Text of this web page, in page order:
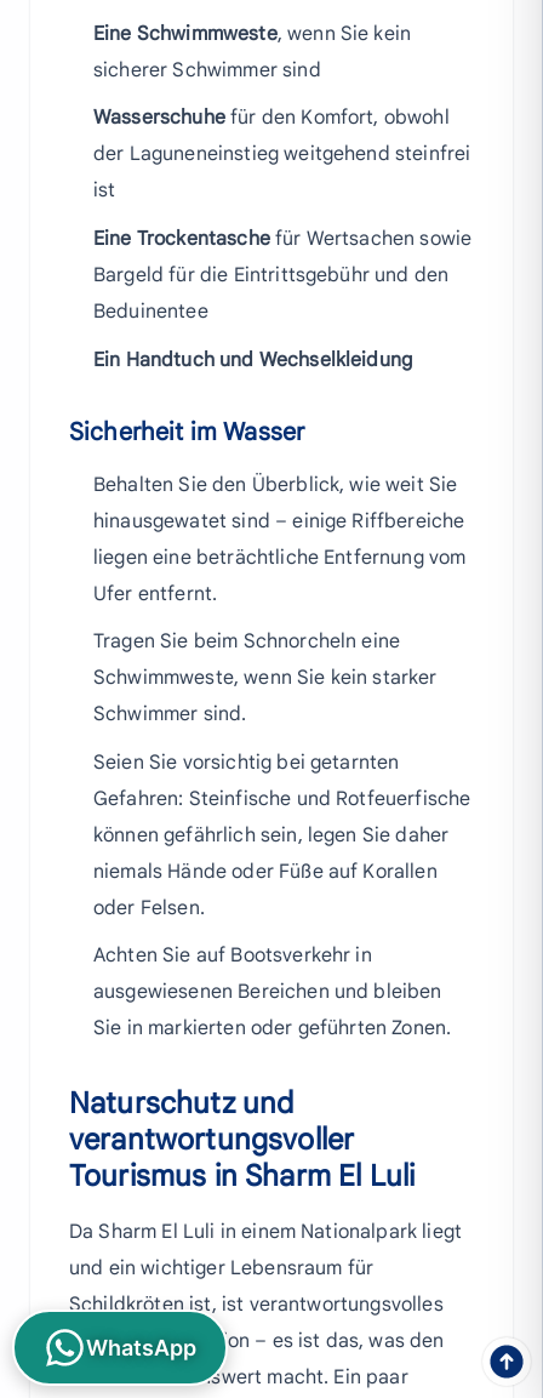
Eine Schwimmweste, wenn Sie kein
sicherer Schwimmer sind
Wasserschuhefür den Komfort, obwohl
der Laguneneinstieg weitgehend steinfrei
ist
Eine Trockentaschefür Wertsachen sowie
Bargeld für die Eintrittsgebühr und den
Beduinentee
Ein Handtuch und Wechselkleidung
Sicherheit im Wasser
Behalten Sie den Überblick, wie weit Sie
hinausgewatet sind – einige Riffbereiche
liegen eine beträchtliche Entfernung vom
Ufer entfernt.
Tragen Sie beim Schnorcheln eine
Schwimmweste, wenn Sie kein starker
Schwimmer sind.
Seien Sie vorsichtig bei getarnten
Gefahren: Steinfische und Rotfeuerfische
können gefährlich sein, legen Sie daher
niemals Hände oder Füße auf Korallen
oder Felsen.
Achten Sie auf Bootsverkehr in
ausgewiesenen Bereichen und bleiben
Sie in markierten oder geführten Zonen.
Naturschutz und
verantwortungsvoller
Tourismus in Sharm El Luli
Da Sharm El Luli in einem Nationalpark liegt
und ein wichtiger Lebensraum für
Schildkröten ist, ist verantwortungsvolles
Reisen keine Option – es ist das, was den
Strand erhaltenswert macht. Ein paar
WhatsApp